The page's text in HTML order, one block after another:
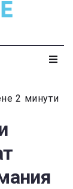
2 минути